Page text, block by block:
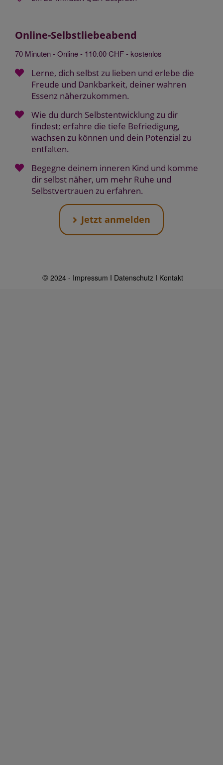
Online-Selbstliebeabend
70 Minuten - Online -110.00CHF - kostenlos
Lerne, dich selbst zu lieben und erlebe die
Freude und Dankbarkeit, deiner wahren
Essenz näherzukommen.
Wie du durch Selbstentwicklung zu dir
findest; erfahre die tiefe Befriedigung,
wachsen zu können und dein Potenzial zu
entfalten.
Begegne deinem inneren Kind und komme
dir selbst näher, um mehr Ruhe und
Selbstvertrauen zu erfahren.
Jetzt anmelden
© 2024 - Impressum Ι DatenschutzΙ Kontakt